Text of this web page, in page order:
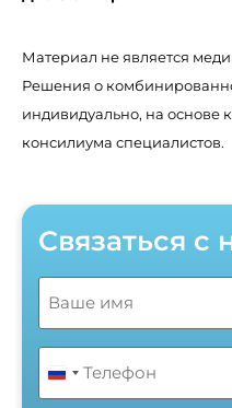
Материал не является
Решения о
индивидуально, на основе
консилиума специалистов.
Cвязаться с
Name (Обязательно)
Телефон (Обязательно)
Russia +7